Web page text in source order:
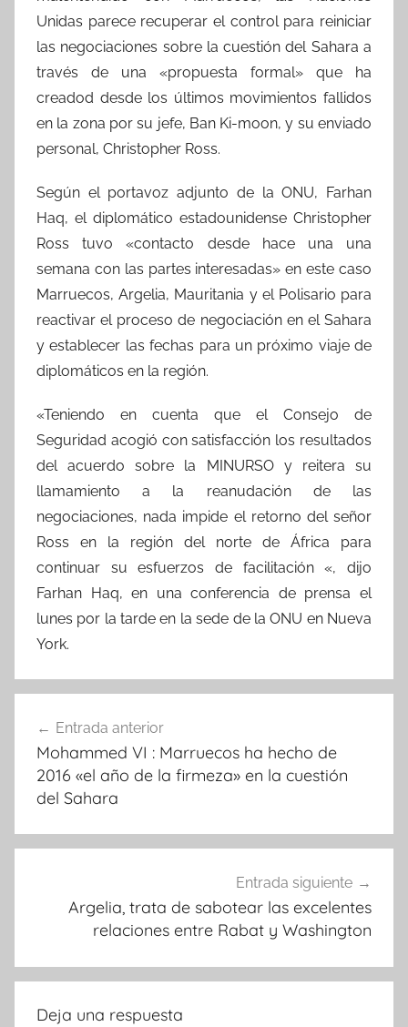
Unidas parece recuperar el control para reiniciar
las negociaciones sobre la cuestión del Sahara a
través de una «propuesta formal» que ha
creadod desde los últimos movimientos fallidos
en la zona por su jefe, Ban Ki-moon, y su enviado
personal, Christopher Ross.
Según el portavoz adjunto de la ONU, Farhan
Haq, el diplomático estadounidense Christopher
Ross tuvo «contacto desde hace una una
semana con las partes interesadas» en este caso
Marruecos, Argelia, Mauritania y el Polisario para
reactivar el proceso de negociación en el Sahara
y establecer las fechas para un próximo viaje de
diplomáticos en la región.
«Teniendo en cuenta que el Consejo de
Seguridad acogió con satisfacción los resultados
del acuerdo sobre la MINURSO y reitera su
llamamiento a la reanudación de las
negociaciones, nada impide el retorno del señor
Ross en la región del norte de África para
continuar su esfuerzos de facilitación «, dijo
Farhan Haq, en una conferencia de prensa el
lunes por la tarde en la sede de la ONU en Nueva
York.
de
entradas
Entrada anterior
Mohammed VI : Marruecos ha hecho de
2016 «el año de la firmeza» en la cuestión
del Sahara
Entrada siguiente
Argelia, trata de sabotear las excelentes
relaciones entre Rabat y Washington
Deja una respuesta